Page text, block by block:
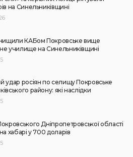
на Синельниківщині
КАБом Покровське вище
училище на Синельниківщині
удар росіян по селищу Покровське
району: які наслідки
Дніпропетровської області
хабарі у 700 доларів